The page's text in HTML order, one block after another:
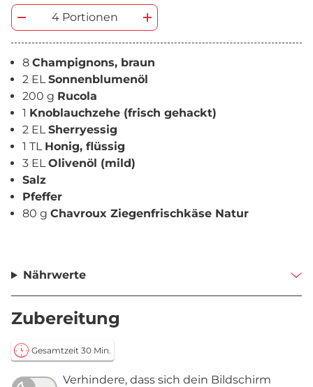
4 Portionen
8 Champignons, braun
2 ELSonnenblumenöl
200 g Rucola
1 Knoblauchzehe (frisch gehackt)
2 ELSherryessig
1 TL Honig, flüssig
3 ELOlivenöl (mild)
Salz
Pfeffer
80 g Chavroux Ziegenfrischkäse Natur
Nährwerte
Zubereitung
Gesamtzeit 30 Min.
Verhindere, dass sich dein Bildschirm